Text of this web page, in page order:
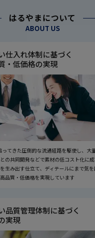
はるやまについて
ABOUT US
仕入れ体制に基づく
・低価格の実現
てきた圧倒的な流通経路を駆使し、大
の共同開発などで素材の低コスト化に成
生み出す仕立て、ディテールにまで気
品質・低価格を実現しています
品質管理体制に基づく
実現